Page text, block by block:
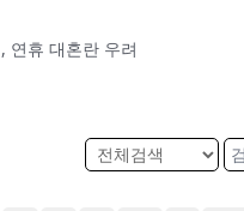
연휴 대혼란 우려